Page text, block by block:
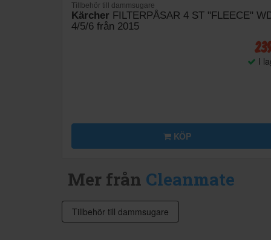
Tillbehör till dammsugare
Kärcher FILTERPÅSAR 4 ST "FLEECE"
4/5/6 från 2015
I
KÖP
Mer från Cleanmate
Tillbehör till dammsugare